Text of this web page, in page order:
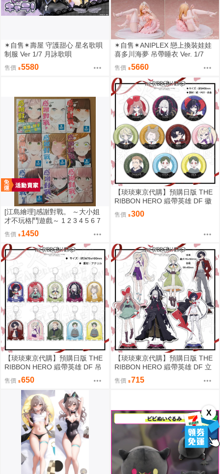
X
✶自售✶壽屋 守護甜心 星名歌唄
制服 Ver 1/7 月詠歌唄
售價 5580
✶自售✶ANIPLEX 戀上換裝娃娃
喜多川海夢 吊帶睡衣 Ver. 1/7
售價 5660
[江島繪理]感謝對戰。 ～大小姐
才不玩格鬥遊戲～ 1 2 3 4 5 6 7
8 9 首刷 平裝
售價 1450
【琰琰東京代購】預購日版 THE
RIBBON HERO 緞帶英雄 DF 徽
章 藍寶石 帕茵 天鵝絨 吉露可
售價 300
【琰琰東京代購】預購日版 THE
RIBBON HERO 緞帶英雄 DF 吊
飾 藍寶石 帕茵 天鵝絨 吉露可
售價 650
【琰琰東京代購】預購日版 THE
RIBBON HERO 緞帶英雄 DF 立
牌 藍寶石 帕茵 天鵝絨 吉露可
售價 715